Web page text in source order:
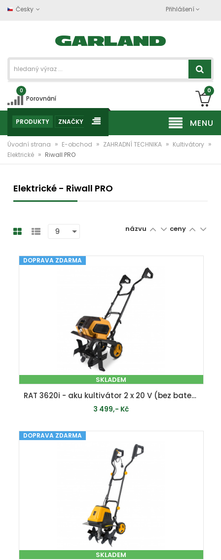
Česky Přihlášení
0
Porovnání
0
MENU
PRODUKTY ZNAČKY
Úvodní strana » E-obchod » ZAHRADNÍ TECHNIKA » Kultivátory »
Elektrické » Riwall PRO
Elektrické - Riwall PRO
názvu ceny
DOPRAVA ZDARMA
SKLADEM
RAT 3620i - aku kultivátor 2 x 20 V (bez baterie a nabíječky)
3 499,- Kč
DOPRAVA ZDARMA
SKLADEM